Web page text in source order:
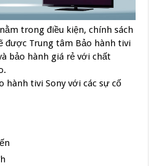
trong điều kiện, chính sách
được Trung tâm Bảo hành tivi
bảo hành giá rẻ với chất
hành tivi Sony với các sự cố